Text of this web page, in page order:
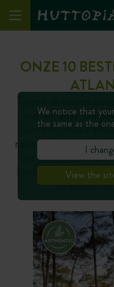
ONZE 10
Tussen de
nodigenonze
voor een unieke
natuurgebieden. Van
Île de Ré, Île
bestemmingen u
stranden
We notice that
the same as the
I
View the